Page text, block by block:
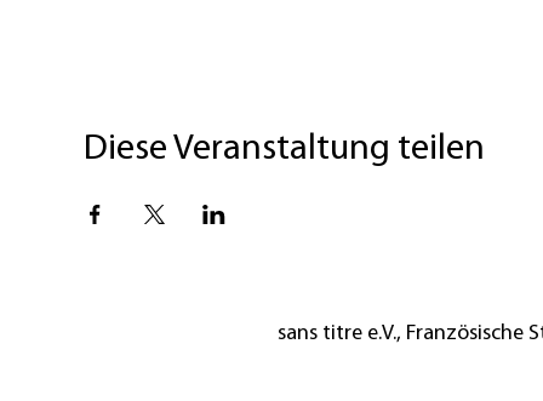
Diese Veranstaltung teilen
sans titre e.V., Französische